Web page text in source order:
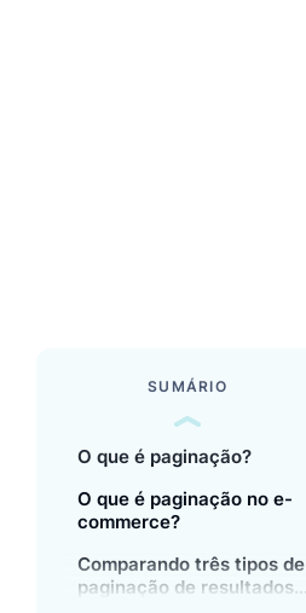
SUMÁRIO
O que é paginação?
O que é paginação no e-
commerce?
Comparando três tipos de
paginação de resultados